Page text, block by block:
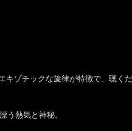
キゾチックな旋律が特徴で、聴く
う熱気と神秘。